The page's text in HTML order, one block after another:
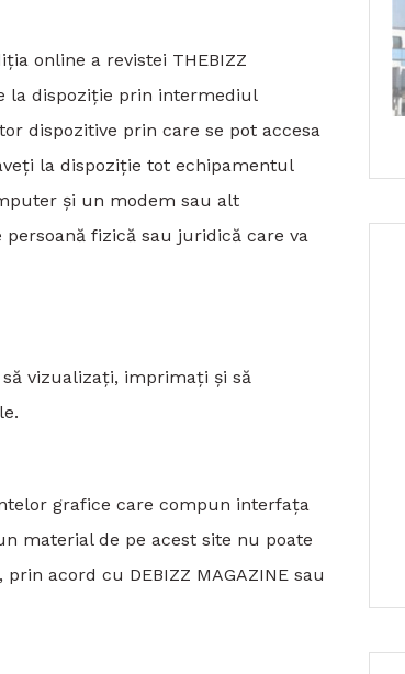
online a revistei THEBIZZ
la dispoziție prin intermediul
dispozitive prin care se pot accesa
la dispoziție tot echipamentul
și un modem sau alt
fizică sau juridică care va
să vizualizați, imprimați și să
grafice care compun interfața
material de pe acest site nu poate
acord cu DEBIZZ MAGAZINE sau